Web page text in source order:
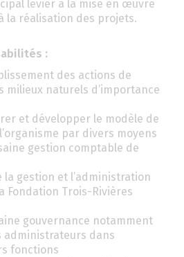
levier à la mise en œuvre
la réalisation des projets.
:
des actions de
milieux naturels d’importance
et développer le modèle de
par divers moyens
gestion comptable de
gestion et l’administration
Fondation Trois-Rivières
gouvernance notamment
administrateurs dans
fonctions